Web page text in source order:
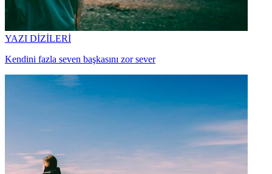
YAZI DİZİLERİ
Kendini fazla seven başkasını zor sever